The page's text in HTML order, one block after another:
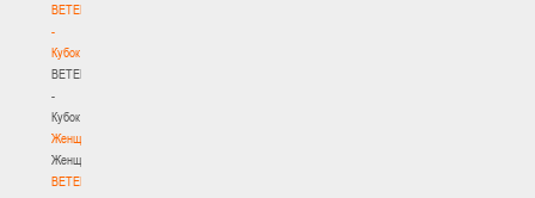
BETERA
-
Кубок
BETERA
-
Кубок
Женщины
Женщины
BETERA